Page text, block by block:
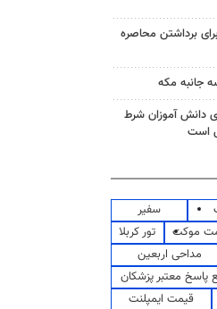
برداشتن محاصره
جانبه مکه
دانش آموزان شرط
است
سفیر
موکت
تور کربلا
مداحی اربعین
پاسخ معتبر پزشکان
قیمت ایمپلنت